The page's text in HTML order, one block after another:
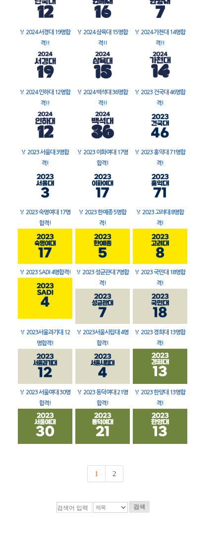
🏅 2024 서경대 19명합
격!!
🏅 2024 삼육대 15명합
격!!
🏅 2024 가천대 14명합
격!!
🏅 2024 인하대 12명합
격!!
🏅 2024 백석대 36명합
격!!
🏅 2023 건국대 46명합
격!
🏅 2023 서울대 3명합
격!
🏅 2023 이화여대 17명
합격!
🏅 2023 홍익대 71명합
격!
🏅 2023 숙명여대 17명
합격!
🏅 2023 한예종 5명합
격!
🏅 2023 고려대 8명합
격!
🏅 2023 SADI 4명합격! 🏅 2023 성균관대 7명합
격!
🏅 2023 국민대 18명합
격!
🏅 2023서울과기대 12
명합격!
🏅 2023서울시립대 4명
합격!
🏅 2023 경희대 13명합
격!
🏅 2023 서울여대 30명
합격!
🏅 2023 동덕여대 21명
합격!
🏅 2023 한양대 13명합
격!
1 2
검색